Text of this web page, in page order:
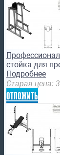
стойка для
Подробнее
Старая цена:
отложить